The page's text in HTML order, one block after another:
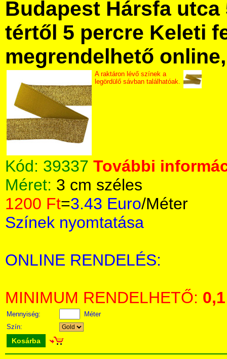
Budapest Hársfa utca
tértől 5 percre Keleti
megrendelhető
A raktáron lévő színek a
legördülő sávban találhatóak.
Kód: 39337 További
Méret: 3 cm széles
1200 Ft=3.43 Euro/Méter
Színek nyomtatása
ONLINE RENDELÉS:
MINIMUM RENDELHETŐ: 0,1
Mennyiség:
Méter
Szín:
Kosárba